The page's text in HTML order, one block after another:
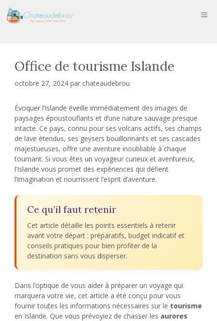
au
contenu
Office de tourisme Islande
octobre 27, 2024 par chateaudebrou
Évoquer l’Islande éveille immédiatement des images de
paysages époustouflants et d’une nature sauvage presque
intacte. Ce pays, connu pour ses volcans actifs, ses champs
de lave étendus, ses geysers bouillonnants et ses cascades
majestueuses, offre une aventure inoubliable à chaque
tournant. Si vous êtes un voyageur curieux et aventureux,
l’Islande vous promet des expériences qui défient
l’imagination et nourrissent l’esprit d’aventure.
Ce qu’il faut retenir
Cet article détaille les points essentiels à retenir
avant votre départ : préparatifs, budget indicatif et
conseils pratiques pour bien profiter de la
destination sans vous disperser.
Dans l’optique de vous aider à préparer un voyage qui
marquera votre vie, cet article a été conçu pour vous
fournir toutes les informations nécessaires sur le tourisme
en Islande. Que vous prévoyiez de chasser les aurores